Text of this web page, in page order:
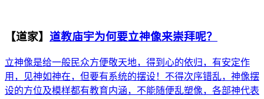
【道家】 道教庙宇为何要立神像来崇拜呢？
立神像是给一般民众方便敬天地，得到心的依归，有安定作
用，见神如神在，但要有系统的摆设！不得次序错乱，神像摆
设的方位及模样都有教育内涵，不能随便乱塑像，各部神代表